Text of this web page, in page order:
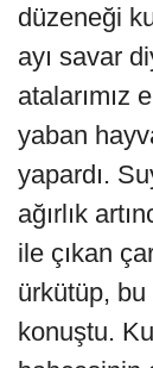
düzeneği
ayı savar
atalarımız
yaban
yapardı.
ağırlık
ile çıkan
ürkütüp,
konuştu.